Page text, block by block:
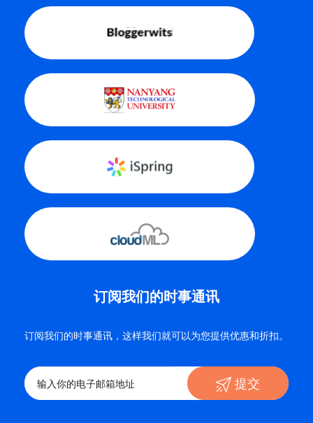
订阅我们的时事通讯
订阅我们的时事通讯，这样我们就可以为您提供优惠和折扣。
提交